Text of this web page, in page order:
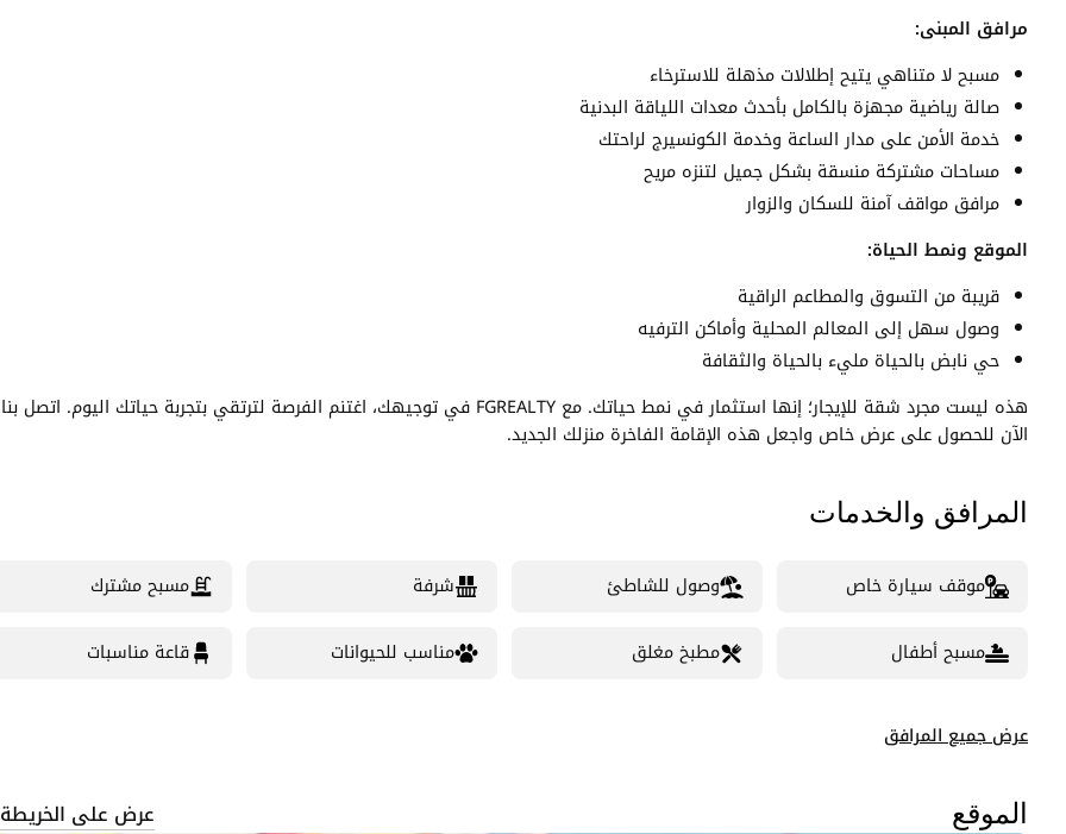
مرافق المبنى:
مسبح لا متناهي يتيح إطلالات مذهلة للاسترخاء
صالة رياضية مجهزة بالكامل بأحدث معدات اللياقة البدنية
خدمة الأمن على مدار الساعة وخدمة الكونسيرج لراحتك
مساحات مشتركة منسقة بشكل جميل لتنزه مريح
مرافق مواقف آمنة للسكان والزوار
الموقع ونمط الحياة:
قريبة من التسوق والمطاعم الراقية
وصول سهل إلى المعالم المحلية وأماكن الترفيه
حي نابض بالحياة مليء بالحياة والثقافة
هذه ليست مجرد شقة للإيجار؛ إنها استثمار في نمط حياتك. مع FGREALTY في توجيهك، اغتنم الفرصة لترتقي بتجربة حياتك اليوم. اتصل بنا
الآن للحصول على عرض خاص واجعل هذه الإقامة الفاخرة منزلك الجديد.
المرافق والخدمات
موقف سيارة خاص وصول للشاطئ شرفة مسبح مشترك
مسبح أطفال مطبخ مغلق مناسب للحيوانات قاعة مناسبات
عرض جميع المرافق
الموقع عرض على الخريطة